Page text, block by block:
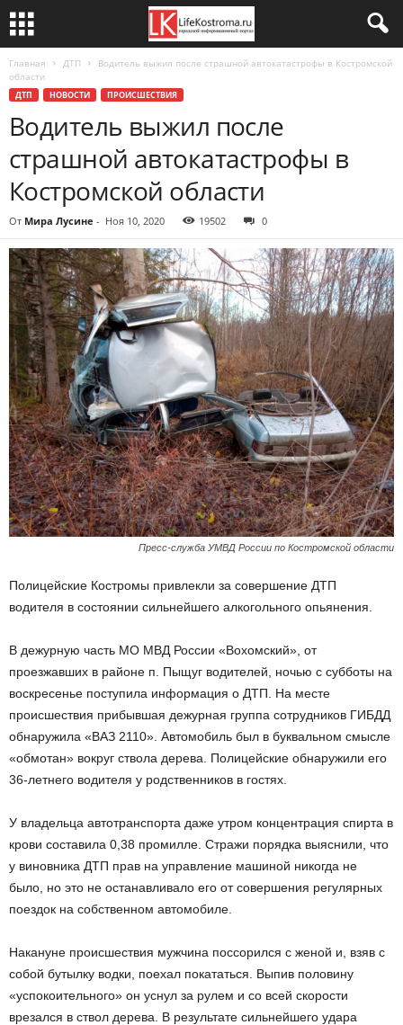
Главная ДТП
Водитель выжил после страшной автокатастрофы в Костромской
области
ДТП НОВОСТИ ПРОИСШЕСТВИЯ
Водитель выжил после
страшной автокатастрофы в
Костромской области
От Мира Лусине - Ноя 10, 2020 19502 0
Пресс-служба УМВД России по Костромской области
Полицейские Костромы привлекли за совершение ДТП
водителя в состоянии сильнейшего алкогольного опьянения.
В дежурную часть МО МВД России «Вохомский», от
проезжавших в районе п. Пыщуг водителей, ночью с субботы на
воскресенье поступила информация о ДТП. На месте
происшествия прибывшая дежурная группа сотрудников ГИБДД
обнаружила «ВАЗ 2110». Автомобиль был в буквальном смысле
«обмотан» вокруг ствола дерева. Полицейские обнаружили его
36-летнего водителя у родственников в гостях.
У владельца автотранспорта даже утром концентрация спирта в
крови составила 0,38 промилле. Стражи порядка выяснили, что
у виновника ДТП прав на управление машиной никогда не
было, но это не останавливало его от совершения регулярных
поездок на собственном автомобиле.
Накануне происшествия мужчина поссорился с женой и, взяв с
собой бутылку водки, поехал покататься. Выпив половину
«успокоительного» он уснул за рулем и со всей скорости
врезался в ствол дерева. В результате сильнейшего удара